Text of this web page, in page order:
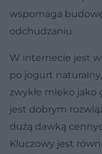
wspomaga
odchudzaniu.
W internecie jest
po jogurt
zwykłe mleko jako
jest dobrym
dużą dawką
Kluczowy jest